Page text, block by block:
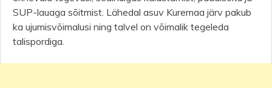
SUP-lauaga sõitmist. Lähedal asuv Kuremaa järv pakub
ka ujumisvõimalusi ning talvel on võimalik tegeleda
talispordiga.